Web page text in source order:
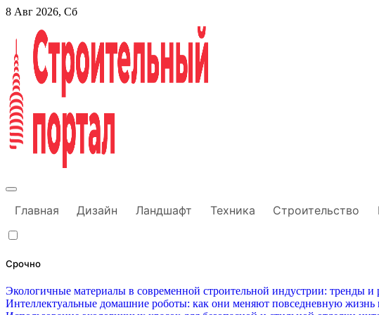
Перейти
содержанию
8 Авг 2026, Сб
Главная Дизайн Ландшафт Техника Строительство
Срочно
Экологичные материалы в современной строительной индустрии: тренды и
Интеллектуальные домашние роботы: как они меняют повседневную жизнь